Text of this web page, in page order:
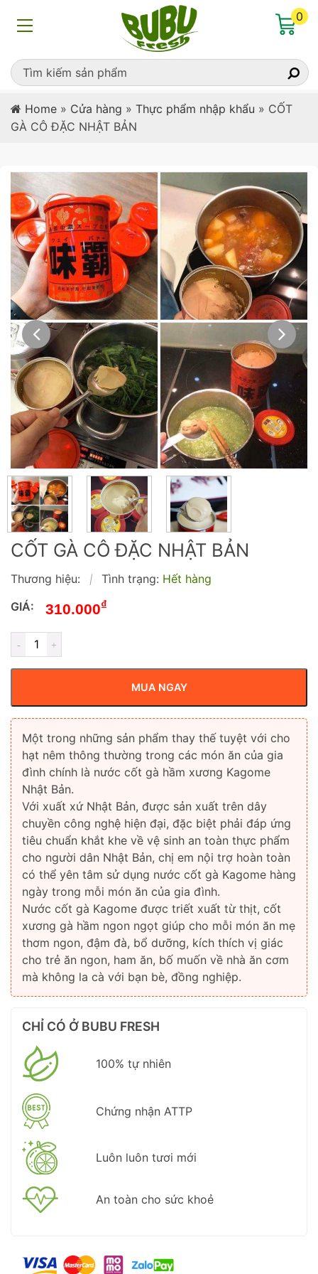
0
Home » Cửa hàng » Thực phẩm nhập khẩu » CỐT
GÀ CÔ ĐẶC NHẬT BẢN
CỐT GÀ CÔ ĐẶC NHẬT BẢN
Thương hiệu: | Tình trạng: Hết hàng
GIÁ:
310.000₫
MUA NGAY
Một trong những sản phẩm thay thế tuyệt với cho
hạt nêm thông thường trong các món ăn của gia
đình chính là nước cốt gà hầm xương Kagome
Nhật Bản.
Với xuất xứ Nhật Bản, được sản xuất trên dây
chuyền công nghệ hiện đại, đặc biệt phải đáp ứng
tiêu chuẩn khắt khe về vệ sinh an toàn thực phẩm
cho người dân Nhật Bản, chị em nội trợ hoàn toàn
có thể yên tâm sử dụng nước cốt gà Kagome hàng
ngày trong mỗi món ăn của gia đình.
Nước cốt gà Kagome được triết xuất từ thịt, cốt
xương gà hầm ngon ngọt giúp cho mỗi món ăn mẹ
thơm ngon, đậm đà, bổ dưỡng, kích thích vị giác
cho trẻ ăn ngon, ham ăn, bố muốn về nhà ăn cơm
mà không la cà với bạn bè, đồng nghiệp.
CHỈ CÓ Ở BUBU FRESH
100% tự nhiên
Chứng nhận ATTP
Luôn luôn tươi mới
An toàn cho sức khoẻ